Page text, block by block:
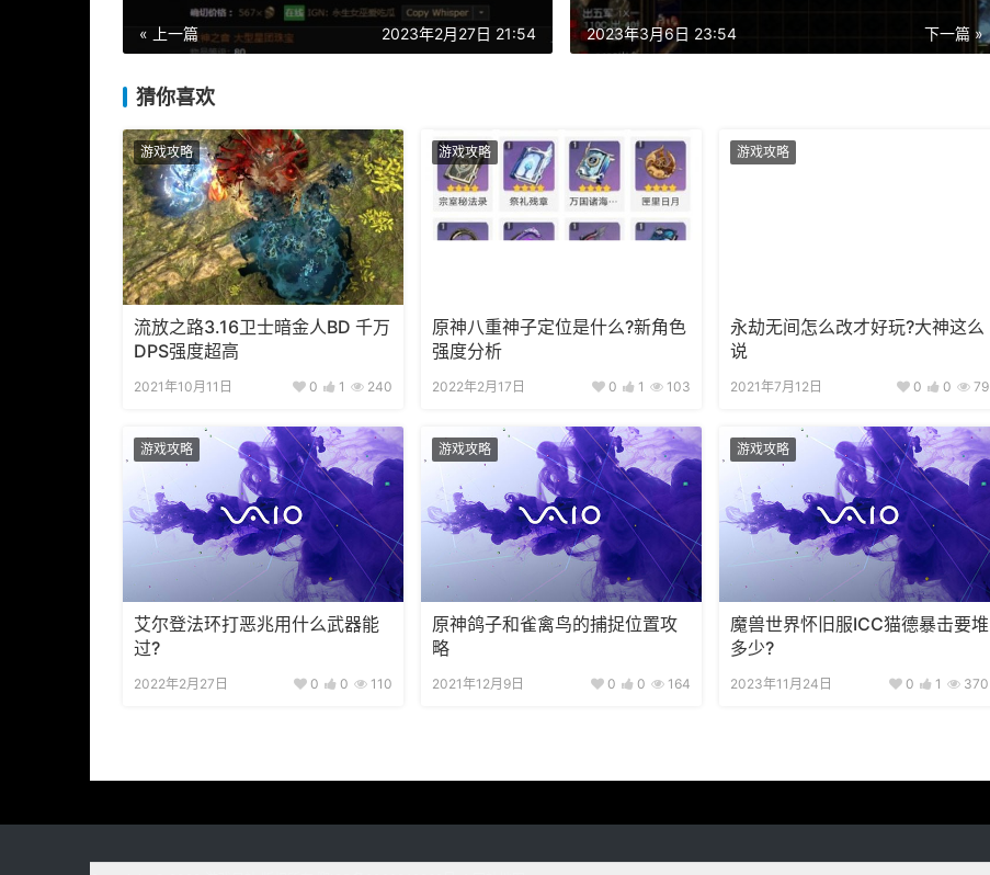
« 上一篇 2023年2月27日 21:54 下一篇 »
2023年3月6日 23:54
猜你喜欢
游戏攻略
流放之路3.16卫士暗金人BD 千万
DPS强度超高
2021年10月11日 0 1 240
游戏攻略
原神八重神子定位是什么?新角色
强度分析
2022年2月17日 0 1 103
游戏攻略
永劫无间怎么改才好玩?大神这么
说
2021年7月12日 0 0 79
游戏攻略
艾尔登法环打恶兆用什么武器能
过?
2022年2月27日 0 0 110
游戏攻略
原神鸽子和雀禽鸟的捕捉位置攻
略
2021年12月9日 0 0 164
游戏攻略
魔兽世界怀旧服ICC猫德暴击要堆
多少?
2023年11月24日 0 1 370